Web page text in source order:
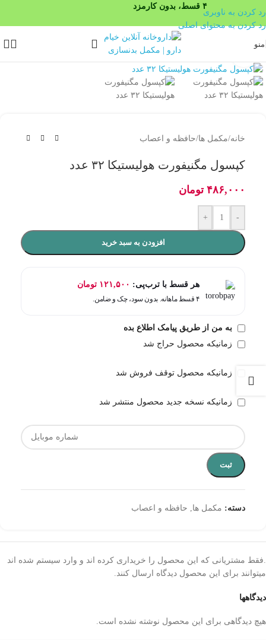
۴ قسط، بدون کارمزد
رد کردن به ناوبری
رد کردن به محتوای اصلی
منو
بزرگنمایی تصویر
خانه/مکمل ها/حافظه و اعصاب
کپسول مگنیفورت هولیستیکا ۳۲ عدد
۴۸۶,۰۰۰ تومان
-
+
افزودن به سبد خرید
هر قسط با ترب‌پی: ۱۲۱,۵۰۰ تومان
۴ قسط ماهانه. بدون سود، چک و ضامن.
به من از طریق پیامک اطلاع بده
زمانیکه محصول حراج شد
زمانیکه محصول توقف فروش شد
زمانیکه نسخه جدید محصول منتشر شد
ثبت
دسته: مکمل ها حافظه و اعصاب
دیدگاهها
هیچ دیدگاهی برای این محصول نوشته نشده است.
.فقط مشتریانی که این محصول را خریداری کرده اند و وارد سیستم شده اند
میتوانند برای این محصول دیدگاه ارسال کنند.